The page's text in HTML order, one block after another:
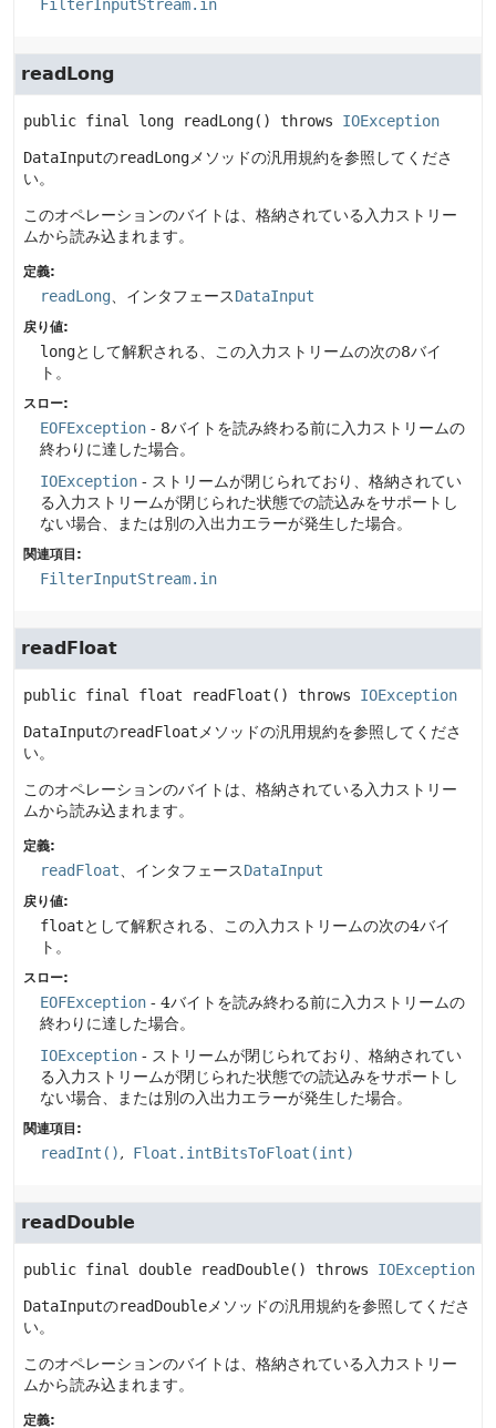
FilterInputStream.in
readLong
public final long readLong() throws IOException
DataInputのreadLong メソッドの汎用規約を参照してくださ
い。
このオペレーションのバイトは、格納されている入力ストリー
ムから読み込まれます。
定義:
readLong 、インタフェースDataInput
戻り値:
longとして解釈される、この入力ストリームの次の8バイ
ト。
スロー:
EOFException - 8バイトを読み終わる前に入力ストリームの
終わりに達した場合。
IOException - ストリームが閉じられており、格納されてい
る入力ストリームが閉じられた状態での読込みをサポートし
ない場合、または別の入出力エラーが発生した場合。
関連項目:
FilterInputStream.in
readFloat
public final float readFloat () throws IOException
DataInputのreadFloat メソッドの汎用規約を参照してくださ
い。
このオペレーションのバイトは、格納されている入力ストリー
ムから読み込まれます。
定義:
readFloat 、インタフェースDataInput
戻り値:
floatとして解釈される、この入力ストリームの次の4バイ
ト。
スロー:
EOFException - 4バイトを読み終わる前に入力ストリームの
終わりに達した場合。
IOException - ストリームが閉じられており、格納されてい
る入力ストリームが閉じられた状態での読込みをサポートし
ない場合、または別の入出力エラーが発生した場合。
関連項目:
readInt() Float.intBitsToFloat(int)
readDouble
public final double readDouble() throws IOException
DataInputのreadDouble メソッドの汎用規約を参照してくださ
い。
このオペレーションのバイトは、格納されている入力ストリー
ムから読み込まれます。
定義: